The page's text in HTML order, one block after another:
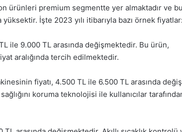
ürünleri premium segmentte yer almaktadır ve bu
İşte 2023 yılı itibarıyla bazı örnek fiyatlar:
ile 9.000 TL arasında değişmektedir. Bu ürün,
aralığında tercih edilmektedir.
fiyatı, 4.500 TL ile 6.500 TL arasında
koruma teknolojisi ile kullanıcılar